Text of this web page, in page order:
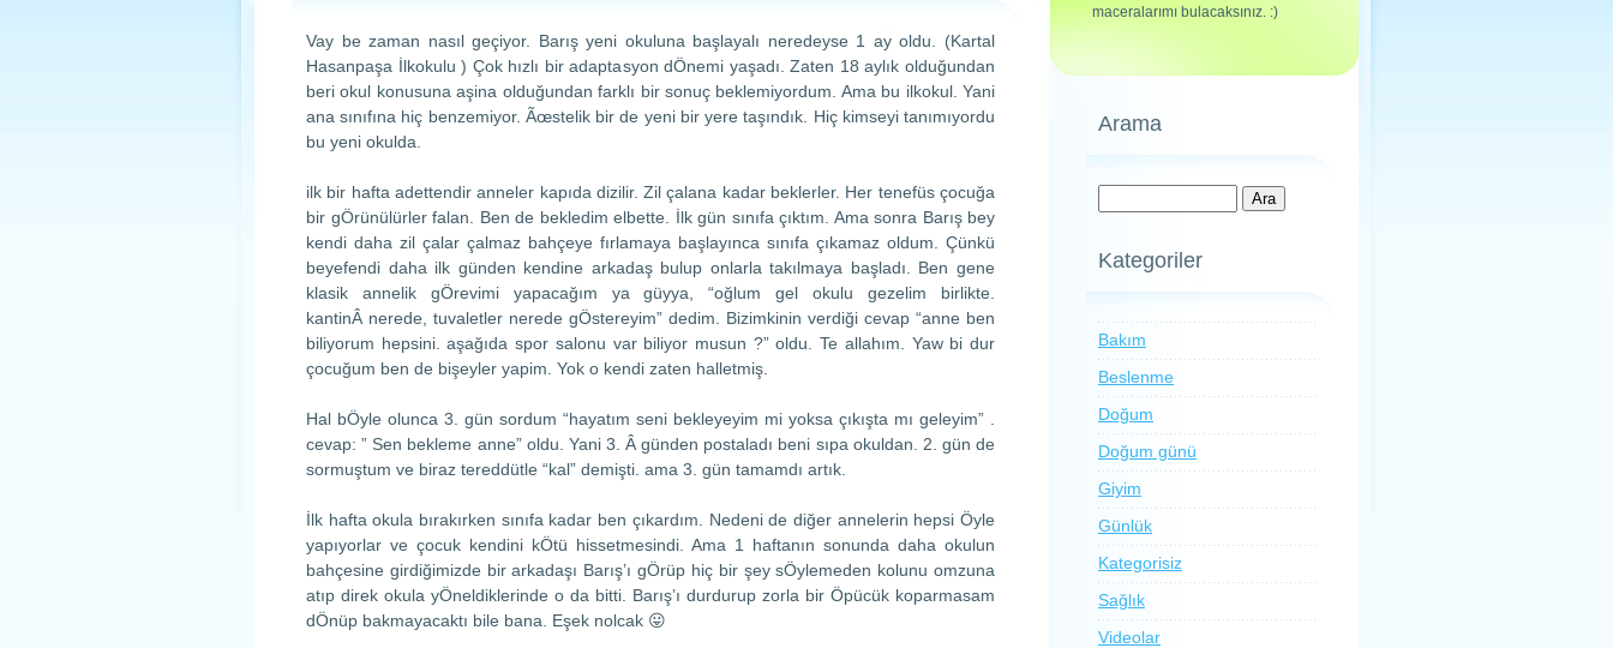
Vay be zaman nasıl geçiyor. Barış yeni okuluna başlayalı neredeyse 1 ay oldu. (Kartal
Hasanpaşa İlkokulu ) Çok hızlı bir adaptasyon dÖnemi yaşadı. Zaten 18 aylık olduğundan
beri okul konusuna aşina olduğundan farklı bir sonuç beklemiyordum. Ama bu ilkokul. Yani
ana sınıfına hiç benzemiyor. Ãœstelik bir de yeni bir yere taşındık. Hiç kimseyi tanımıyordu
bu yeni okulda.
ilk bir hafta adettendir anneler kapıda dizilir. Zil çalana kadar beklerler. Her tenefüs çocuğa
bir gÖrünülürler falan. Ben de bekledim elbette. İlk gün sınıfa çıktım. Ama sonra Barış bey
kendi daha zil çalar çalmaz bahçeye fırlamaya başlayınca sınıfa çıkamaz oldum. Çünkü
beyefendi daha ilk günden kendine arkadaş bulup onlarla takılmaya başladı. Ben gene
klasik annelik gÖrevimi yapacağım ya güyya, “oğlum gel okulu gezelim birlikte.
kantinÂ nerede, tuvaletler nerede gÖstereyim” dedim. Bizimkinin verdiği cevap “anne ben
biliyorum hepsini. aşağıda spor salonu var biliyor musun ?” oldu. Te allahım. Yaw bi dur
çocuğum ben de bişeyler yapim. Yok o kendi zaten halletmiş.
Hal bÖyle olunca 3. gün sordum “hayatım seni bekleyeyim mi yoksa çıkışta mı geleyim” .
cevap: ” Sen bekleme anne” oldu. Yani 3. Â günden postaladı beni sıpa okuldan. 2. gün de
sormuştum ve biraz tereddütle “kal” demişti. ama 3. gün tamamdı artık.
İlk hafta okula bırakırken sınıfa kadar ben çıkardım. Nedeni de diğer annelerin hepsi Öyle
yapıyorlar ve çocuk kendini kÖtü hissetmesindi. Ama 1 haftanın sonunda daha okulun
bahçesine girdiğimizde bir arkadaşı Barış’ı gÖrüp hiç bir şey sÖylemeden kolunu omzuna
atıp direk okula yÖneldiklerinde o da bitti. Barış’ı durdurup zorla bir Öpücük koparmasam
dÖnüp bakmayacaktı bile bana. Eşek nolcak 😛
maceralarımı bulacaksınız. :)
Arama
Kategoriler
Bakım
Beslenme
Doğum
Doğum günü
Giyim
Günlük
Kategorisiz
Sağlık
Videolar